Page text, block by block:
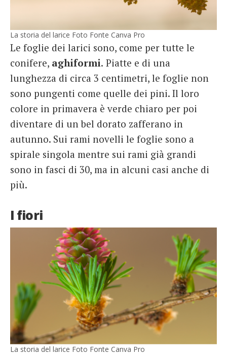
La storia del larice Foto Fonte Canva Pro
Le foglie dei larici sono, come per tutte le
conifere, aghiformi. Piatte e di una
lunghezza di circa 3 centimetri, le foglie non
sono pungenti come quelle dei pini. Il loro
colore in primavera è verde chiaro per poi
diventare di un bel dorato zafferano in
autunno. Sui rami novelli le foglie sono a
spirale singola mentre sui rami già grandi
sono in fasci di 30, ma in alcuni casi anche di
più.
I fiori
La storia del larice Foto Fonte Canva Pro